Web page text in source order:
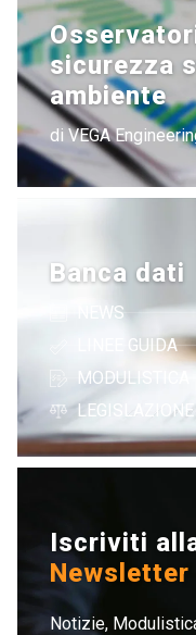
Banca dati
NEWS
LINEE GUIDA
MODULISTICA
LEGISLAZIONE
sicurezza
ambiente
di VEGA
Iscriviti
Newsletter
Notizie,